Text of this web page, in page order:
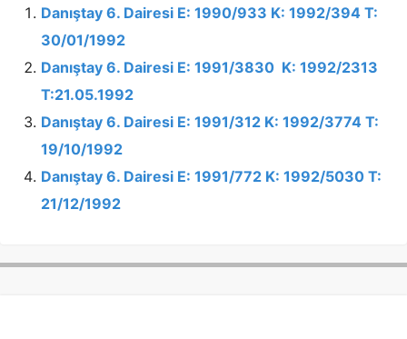
Danıştay 6. Dairesi E: 1990/933 K: 1992/394 T:
30/01/1992
Danıştay 6. Dairesi E: 1991/3830 K: 1992/2313
T:21.05.1992
Danıştay 6. Dairesi E: 1991/312 K: 1992/3774 T:
19/10/1992
Danıştay 6. Dairesi E: 1991/772 K: 1992/5030 T:
21/12/1992